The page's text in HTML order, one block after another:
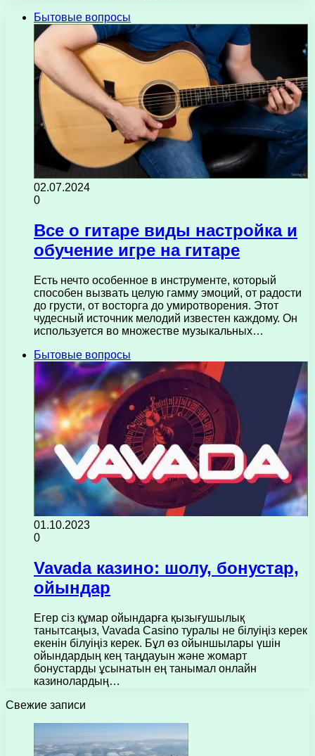
Бытовые вопросы
02.07.2024
0
Все о гитаре виды настройка и
обучение игре на гитаре
Есть нечто особенное в инструменте, который
способен вызвать целую гамму эмоций, от радости
до грусти, от восторга до умиротворения. Этот
чудесный источник мелодий известен каждому. Он
используется во множестве музыкальных…
Бытовые вопросы
01.10.2023
0
Vavada казино: шолу, бонустар,
ойындар
Егер сіз құмар ойындарға қызығушылық
танытсаңыз, Vavada Casino туралы не білуіңіз керек
екенін білуіңіз керек. Бұл өз ойыншылары үшін
ойындардың кең таңдауын және жомарт
бонустарды ұсынатын ең танымал онлайн
казинолардың…
Свежие записи